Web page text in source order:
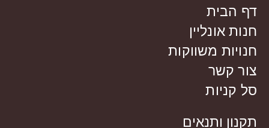
דף הבית
חנות אונליין
חנויות משווקות
צור קשר
סל קניות
תקנון ותנאים